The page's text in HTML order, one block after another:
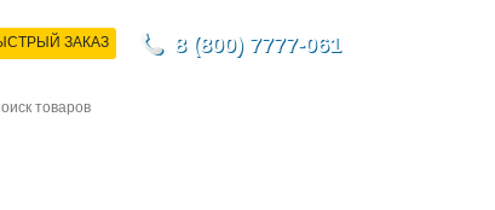
ЗАКАЗ 8 (800) 7777-061